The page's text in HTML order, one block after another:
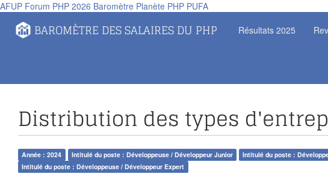
AFUP Forum PHP 2026 Baromètre Planète PHP PUFA
BAROMÈTRE DES SALAIRES DU PHP Résultats 2025
Distribution des types
Année : 2024 Intitulé du poste : Développeuse / Développeur Junior Intitulé du poste :
Intitulé du poste : Développeuse / Développeur Expert
Panneau de gestion des cookies